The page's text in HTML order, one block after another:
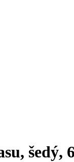
šedý,